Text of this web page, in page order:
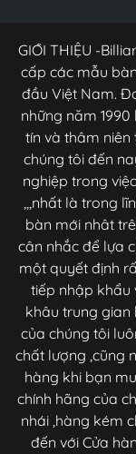
GIỚI THIỆU -
cấp các mẫu
đầu Việt Nam.
những năm
tín và thâm niên
chúng tôi đến
nghiệp trong
,,,nhất là trong
bàn mới nhât
cân nhắc để lựa
một quyết định
tiếp nhập khẩu
khâu trung gian
của chúng tôi
chất lượng ,cũng
hàng khi bạn
chính hãng của
nhái ,hàng kém
đến với Cửa